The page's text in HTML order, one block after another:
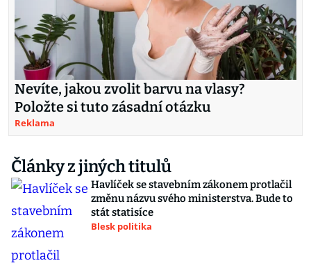
Nevíte, jakou zvolit barvu na vlasy?
Položte si tuto zásadní otázku
Reklama
Články z jiných titulů
Havlíček se stavebním zákonem protlačil
změnu názvu svého ministerstva. Bude to
stát statisíce
Blesk politika